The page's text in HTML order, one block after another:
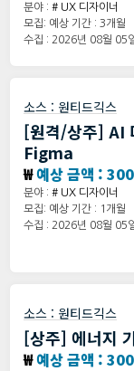
분야 : # UX 디자이너
모집: 예상 기간 : 3개월
수집 : 2026년 08월 05
소스 : 원티드긱스
[원격/상주] AI
Figma
₩예상 금액 :
분야 : # UX 디자이너
모집: 예상 기간 : 1개월
수집 : 2026년 08월 05
소스 : 원티드긱스
[상주] 에너지
₩예상 금액 :